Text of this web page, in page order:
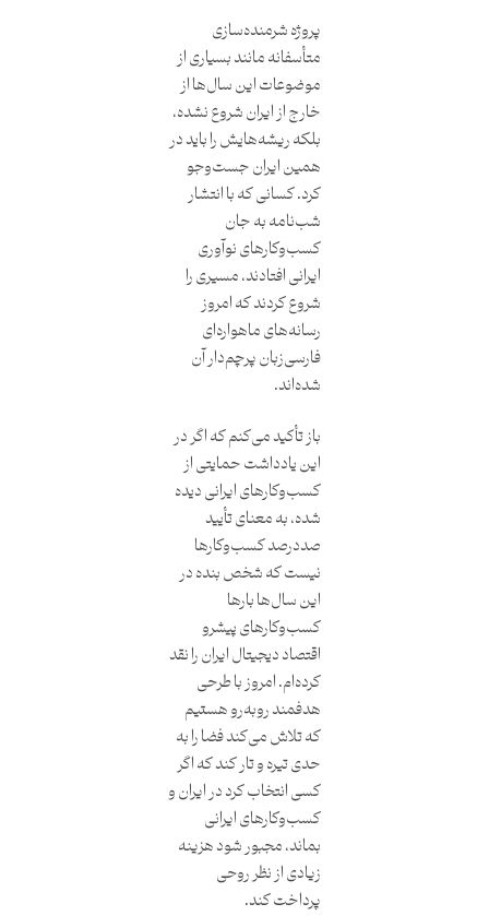
پروژه شرمنده‌سازی
متأسفانه مانند بسیاری از
موضوعات این سال‌ها از
خارج از ایران شروع نشده،
بلکه ریشه‌هایش را باید در
همین ایران جست‌وجو
کرد. کسانی که با انتشار
شب‌نامه به جان
کسب‌وکارهای نوآوری
ایرانی افتادند، مسیری را
شروع کردند که امروز
رسانه‌های ماهواره‌ای
فارسی‌زبان پرچم‌دار آن
شده‌اند.
باز تأکید می‌کنم که اگر در
این یادداشت حمایتی از
کسب‌وکارهای ایرانی دیده
شده، به معنای تأیید
صددرصد کسب‌وکارها
نیست که شخص بنده در
این سال‌ها بارها
کسب‌وکارهای پیشرو
اقتصاد دیجیتال ایران را نقد
کرده‌ام. امروز با طرحی
هدفمند روبه‌رو هستیم
که تلاش می‌کند فضا را به
حدی تیره و تار کند که اگر
کسی انتخاب کرد در ایران و
کسب‌وکارهای ایرانی
بماند، مجبور شود هزینه
زیادی از نظر روحی
پرداخت کند.